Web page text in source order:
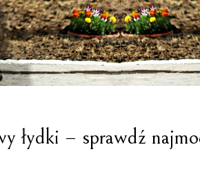
łydki – sprawdź